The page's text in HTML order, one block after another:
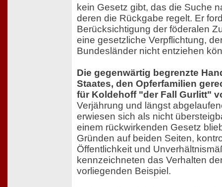
kein Gesetz gibt, das die Suche
deren die Rückgabe regelt. Er
Berücksichtigung der föderalen
eine gesetzliche Verpflichtung,
Bundesländer nicht entziehen
Die gegenwärtig begrenzte
Staates, den Opferfamilien
für Koldehoff "der Fall Gurlitt"
Verjährung und längst
erwiesen sich als nicht
einem rückwirkenden Gesetz
Gründen auf beiden Seiten,
Öffentlichkeit und
kennzeichneten das Verhalten
vorliegenden Beispiel.